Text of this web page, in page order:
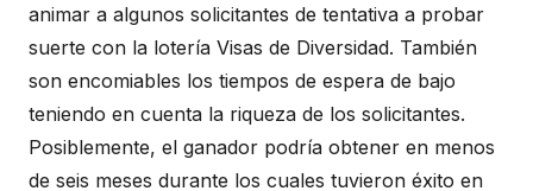
animar a algunos solicitantes de tentativa a probar
suerte con la lotería Visas de Diversidad. También
son encomiables los tiempos de espera de bajo
teniendo en cuenta la riqueza de los solicitantes.
Posiblemente, el ganador podría obtener en menos
de seis meses durante los cuales tuvieron éxito en